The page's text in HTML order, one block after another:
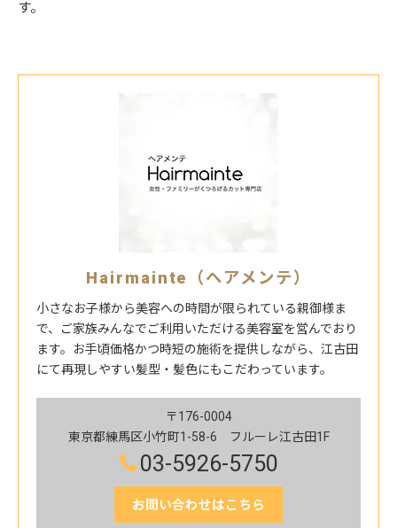
す。
Hairmainte（ヘアメンテ）
小さなお子様から美容への時間が限られている親御様ま
で、ご家族みんなでご利用いただける美容室を営んでおり
ます。お手頃価格かつ時短の施術を提供しながら、江古田
にて再現しやすい髪型・髪色にもこだわっています。
〒176-0004
東京都練馬区小竹町1-58-6 フルーレ江古田1F
03-5926-5750
お問い合わせはこちら